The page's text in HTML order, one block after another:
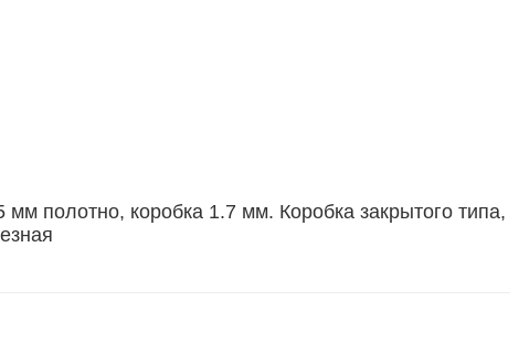
полотно, коробка 1.7 мм. Коробка закрытого типа,